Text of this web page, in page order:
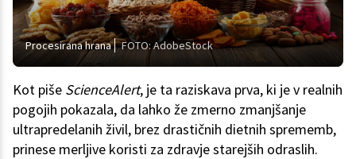
Procesirana hrana FOTO: AdobeStock
Kot piše ScienceAlert, je ta raziskava prva, ki je v realnih
pogojih pokazala, da lahko že zmerno zmanjšanje
ultrapredelanih živil, brez drastičnih dietnih sprememb,
prinese merljive koristi za zdravje starejših odraslih.